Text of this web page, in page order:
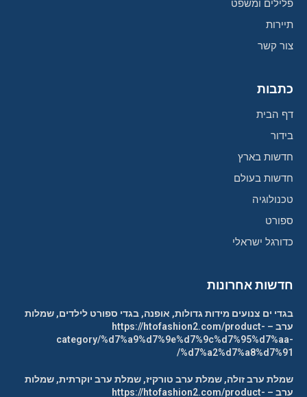
פלילים ומשפט
תיירות
צור קשר
כתבות
דף הבית
בידור
חדשות בארץ
חדשות בעולם
טכנולוגיה
ספורט
כדורגל ישראלי
חדשות אחרונות
בגדי ים צנועים מידות גדולות, אופנה, בגדי ספורט לילדים, שמלות
ערב – https://htofashion2.com/product-
category/%d7%a9%d7%9e%d7%9c%d7%95%d7%aa-
%d7%a2%d7%a8%d7%91/
שמלת ערב זולה, שמלת ערב טורקיז, שמלת ערב יוקרתית, שמלות
ערב – https://htofashion2.com/product-